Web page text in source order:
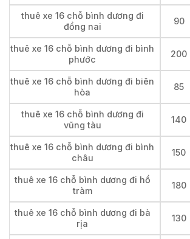
thuê xe 16 chỗ bình dương đi
đồng nai
90
thuê xe 16 chỗ bình dương đi bình
phước
200
thuê xe 16 chỗ bình dương đi biên
hòa
85
thuê xe 16 chỗ bình dương đi
vũng tàu
140
thuê xe 16 chỗ bình dương đi bình
châu
150
thuê xe 16 chỗ bình dương đi hồ
tràm
180
thuê xe 16 chỗ bình dương đi bà
rịa
130